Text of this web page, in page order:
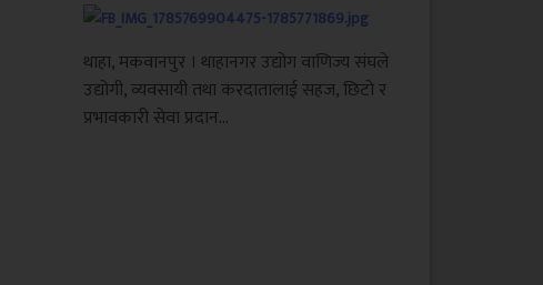
थाहा, मकवानपुर । थाहानगर उद्योग वाणिज्य संघले
उद्योगी, व्यवसायी तथा करदातालाई सहज, छिटो र
प्रभावकारी सेवा प्रदान...